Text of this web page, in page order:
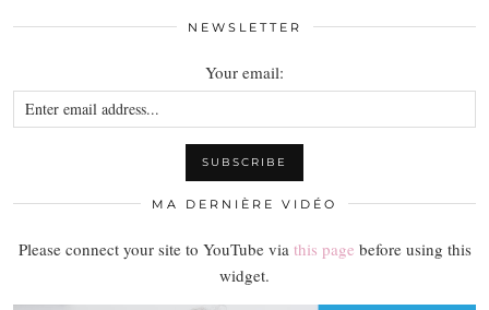
NEWSLETTER
Your email:
MA DERNIÈRE VIDÉO
Please connect your site to YouTube via this page before using this
widget.